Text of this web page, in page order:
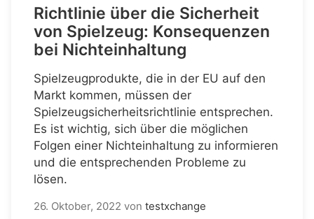
Richtlinie über die Sicherheit
von Spielzeug: Konsequenzen
bei Nichteinhaltung
Spielzeugprodukte, die in der EU auf den
Markt kommen, müssen der
Spielzeugsicherheitsrichtlinie entsprechen.
Es ist wichtig, sich über die möglichen
Folgen einer Nichteinhaltung zu informieren
und die entsprechenden Probleme zu
lösen.
26. Oktober, 2022 von testxchange